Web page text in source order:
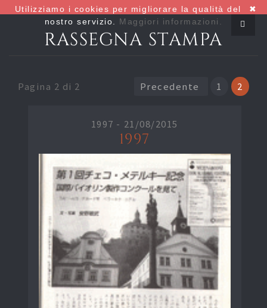
RASSEGNA STAMPA
Pagina 2 di 2 Precedente 1 2
1997 - 21/08/2015
1997
✖
Utilizziamo i cookies per migliorare la qualità del
nostro servizio. Maggiori informazioni.